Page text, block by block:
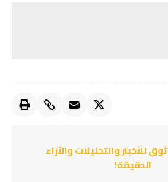
للأخبار والتحليلات والآراء
الدقيقة!